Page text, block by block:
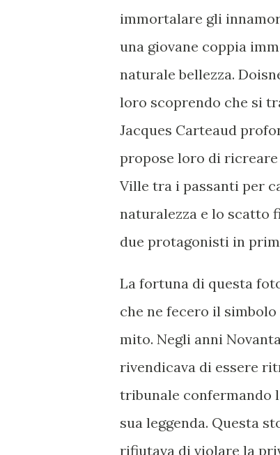
immortalare gli
una giovane coppia
naturale bellezza.
loro scoprendo che si
Jacques Carteaud
propose loro di
Ville tra i passanti per
naturalezza e lo scatto
due protagonisti in
La fortuna di questa
che ne fecero il
mito. Negli anni
rivendicava di essere
tribunale confermando
sua leggenda. Questa
rifiutava di violare la